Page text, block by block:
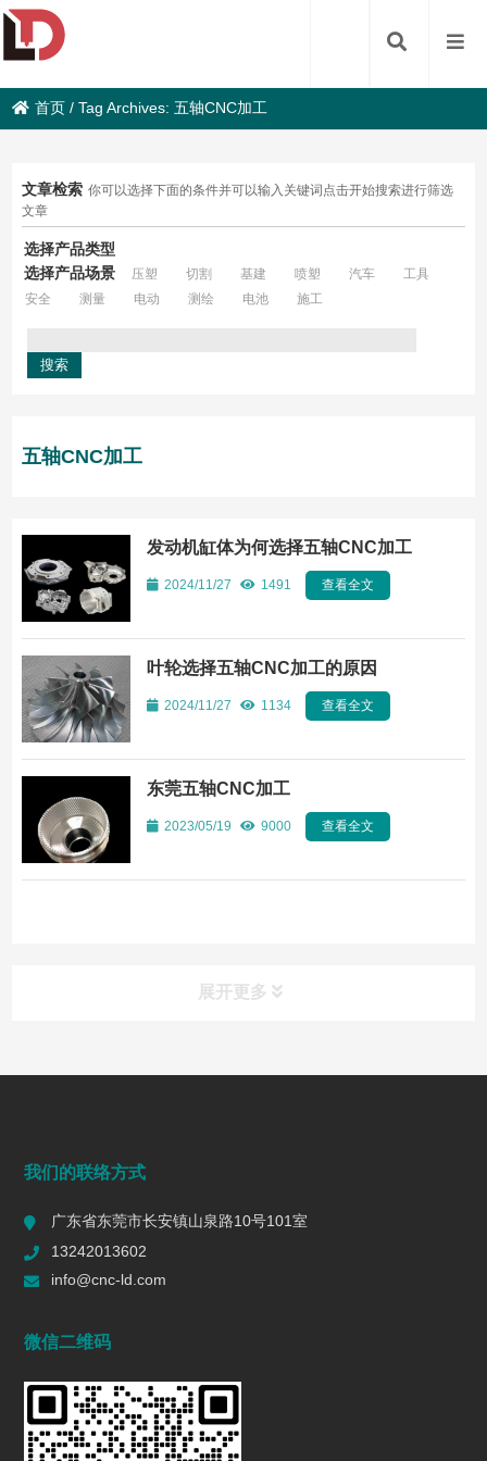
首页 /Tag Archives: 五轴CNC加工
文章检索 你可以选择下面的条件并可以输入关键词点击开始搜索进行筛选
文章
选择产品类型
选择产品场景
压塑 切割 基建 喷塑 汽车
工具
安全
测量 电动 测绘 电池 施工
五轴CNC加工
发动机缸体为何选择五轴CNC加工
2024/11/27 1491 查看全文
叶轮选择五轴CNC加工的原因
2024/11/27 1134 查看全文
东莞五轴CNC加工
2023/05/19 9000 查看全文
展开更多
2026/07/28 169
2026/01/13
五轴CNC加工在机匣制造中的难点是什么?
2025/12/27 1469
我们的联络方式
广东省东莞市长安镇山泉路10号101室
13242013602
info@cnc-ld.com
微信二维码